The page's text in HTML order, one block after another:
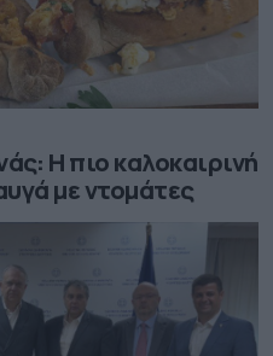
Η πιο καλοκαιρινή
με ντομάτες